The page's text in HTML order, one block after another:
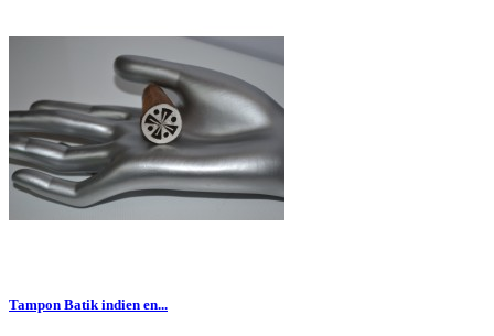
Tampon Batik indien en...